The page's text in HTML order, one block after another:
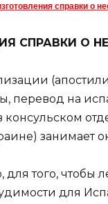
справки о
СПРАВКИ О
перевод на
консульском
занимает
того, чтобы
для